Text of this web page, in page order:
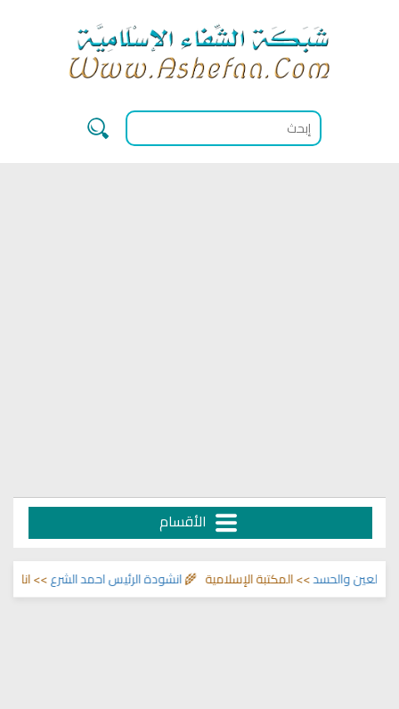
الأقسام
انشودة الرئيس احمد الشرع>> اناشيد والحسد>> المكتبة الإسلامية 🌾